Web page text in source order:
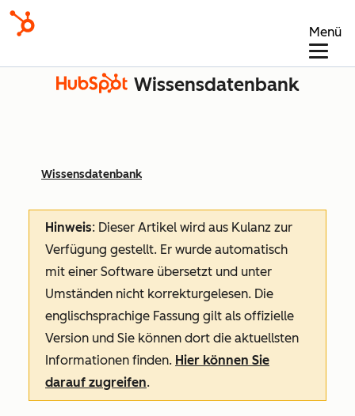
Menü
Wissensdatenbank
Wissensdatenbank
Hinweis: Dieser Artikel wird aus Kulanz zur
Verfügung gestellt. Er wurde automatisch
mit einer Software übersetzt und unter
Umständen nicht korrekturgelesen. Die
englischsprachige Fassung gilt als offizielle
Version und Sie können dort die aktuellsten
Informationen finden. Hier können Sie
darauf zugreifen.